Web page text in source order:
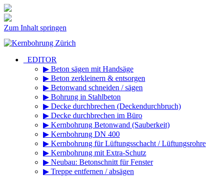
Zum Inhalt springen
_EDITOR
▶ Beton sägen mit Handsäge
▶ Beton zerkleinern & entsorgen
▶ Betonwand schneiden / sägen
▶ Bohrung in Stahlbeton
▶ Decke durchbrechen (Deckendurchbruch)
▶ Decke durchbrechen im Büro
▶ Kernbohrung Betonwand (Sauberkeit)
▶ Kernbohrung DN 400
▶ Kernbohrung für Lüftungsschacht / Lüftungsrohre
▶ Kernbohrung mit Extra-Schutz
▶ Neubau: Betonschnitt für Fenster
▶ Treppe entfernen / absägen